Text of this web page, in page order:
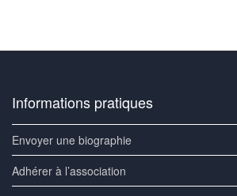
Informations pratiques
Envoyer une biographie
Adhérer à l’association